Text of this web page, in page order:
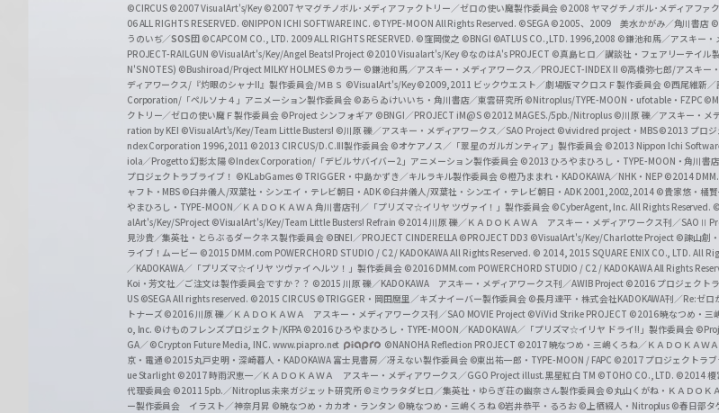
c
h
w
a
r
z
b
e
O
f
f
i
c
i
a
l
C
h
a
n
n
e
©CIRCUS ©2007 VisualArt's/Key ©2007 ヤマグチノボル･メディアファクトリー／ゼロの使い魔製作委員会 ©2008 ヤマグチノボル･メディアファ
06 ALL RIGHTS RESERVED. ©NIPPON ICHI SOFTWARE INC. ©TYPE-MOON All Rights Reserved. ©SEGA ©2005、2009 美水かがみ／角川書店
うのいぢ／SOS団 ©CAPCOM CO., LTD. 2009 ALL RIGHTS RESERVED. ©窪岡俊之 ©BNGI ©ATLUS CO.,LTD. 1996,2008 ©鎌池和馬／アスキー・
PROJECT-RAILGUN ©VisualArt's/Key/Angel Beats! Project ©2010 Visualart's/Key ©なのはA's PROJECT ©真島ヒロ／講談社・フェアリーテイル
N'S NOTES) ©Bushiroad/Project MILKY HOLMES ©カラー ©鎌池和馬／アスキー・メディアワークス／PROJECT-INDEX II ©高橋弥七郎/アスキー
ディアワークス/『灼眼のシャナII』製作委員会/ＭＢＳ ©VisualArt's/Key©2009,2011 ビックウエスト／劇場版マクロスＦ製作委員会 ©西尾維新／
Corporation/「ペルソナ４」アニメーション製作委員会 ©あらゐけいいち・角川書店／東雲研究所 ©Nitroplus/TYPE-MOON・ufotable・FZPC
クトリー／ゼロの使い魔Ｆ製作委員会 ©Project シンフォギア ©BNGI／PROJECT iM@S ©2012 MAGES./5pb./Nitroplus ©川原 礫／アスキー・メ
ration by KEI ©VisualArt's/Key/Team Little Busters! ©川原 礫／アスキー・メディアワークス／SAO Project ©vividred project・MBS ©2013 プロジ
ndex Corporation 1996,2011 ©2013 CIRCUS/D.C.III製作委員会 ©オケアノス／「翠星のガルガンティア」製作委員会 ©2013 Nippon Ichi
iola／Progetto 幻影太陽 ©Index Corporation/「デビルサバイバー2」アニメーション製作委員会 ©2013 ひろやまひろし・TYPE-MOON・角川書
プロジェクトラブライブ！ ©KLabGames © TRIGGER・中島かずき／キルラキル製作委員会 ©橙乃ままれ・KADOKAWA／NHK・NEP ©2014
ャフト・MBS ©臼井儀人/双葉社・シンエイ・テレビ朝日・ADK ©臼井儀人/双葉社・シンエイ・テレビ朝日・ADK 2001,2002,2014 ©貴家悠・橘賢
やまひろし・TYPE-MOON／ＫＡＤＯＫＡＷＡ 角川書店刊／「プリズマ☆イリヤ ツヴァイ！」製作委員会 ©CyberAgent, Inc. All Rights Reserved.
alArt's/Key/SProject ©VisualArt's/Key/Team Little Busters! Refrain ©2014 川原 礫／ＫＡＤＯＫＡＷＡ アスキー・メディアワークス刊／SAOⅡ
見沙貴／集英社・とらぶるダークネス製作委員会 ©BNEI／PROJECT CINDERELLA ©PROJECT DD3 ©VisualArt's/Key/Charlotte Project ©諫山創
ライブ！ムービー ©2015 DMM.com POWERCHORD STUDIO / C2 / KADOKAWA All Rights Reserved. © 2014, 2015 SQUARE ENIX CO., LTD. All
／KADOKAWA／「プリズマ☆イリヤ ツヴァイ ヘルツ！」製作委員会 ©2016 DMM.com POWERCHORD STUDIO / C2 / KADOKAWA All Rights
Koi・芳文社／ご注文は製作委員会ですか？？ ©2015 川原 礫／KADOKAWA アスキー・メディアワークス刊／AWIB Project ©2016 プロジェクト
US ©SEGA All rights reserved. ©2015 CIRCUS ©TRIGGER・岡田麿里／キズナイーバー製作委員会 ©長月達平・株式会社KADOKAWA刊／Re:ゼ
トナーズ©2016 川原 礫／ＫＡＤＯＫＡＷＡ アスキー・メディアワークス刊／SAO MOVIE Project ©ViVid Strike PROJECT ©2016 暁なつめ・三
o, Inc. ©けものフレンズプロジェクト/KFPA ©2016 ひろやまひろし・TYPE-MOON／KADOKAWA／「プリズマ☆イリヤ ドライ!!」製作委員会
GA／ ©Crypton Future Media, INC. www.piapro.net
©NANOHA Reflection PROJECT ©2017 暁なつめ・三嶋くろね／ＫＡＤＯＫＡＷ
京・電通 ©2015丸戸史明・深崎暮人・KADOKAWA 富士見書房／冴えない製作委員会 ©東出祐一郎・TYPE-MOON / FAPC ©2017 プロジェクトラブ
ue Starlight ©2017 時雨沢恵一／ＫＡＤＯＫＡＷＡ アスキー・メディアワークス／GGO Project illust.黒星紅白 TM ©TOHO CO., LTD. ©2014 榎
代理委員会 ©2011 5pb.／Nitroplus 未来ガジェット研究所 ©ミウラタダヒロ／集英社・ゆらぎ荘の幽奈さん製作委員会©丸山くがね・ＫＡＤＯＫ
ー製作委員会 イラスト／神奈月昇 ©暁なつめ・カカオ・ランタン ©暁なつめ・三嶋くろね ©岩井恭平・るろお ©上栖綴人・Nitroplus ©春日部タ